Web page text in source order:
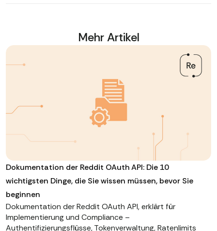
Mehr Artikel
Dokumentation der Reddit OAuth API: Die 10
wichtigsten Dinge, die Sie wissen müssen, bevor Sie
beginnen
Dokumentation der Reddit OAuth API, erklärt für
Implementierung und Compliance –
Authentifizierungsflüsse, Tokenverwaltung, Ratenlimits